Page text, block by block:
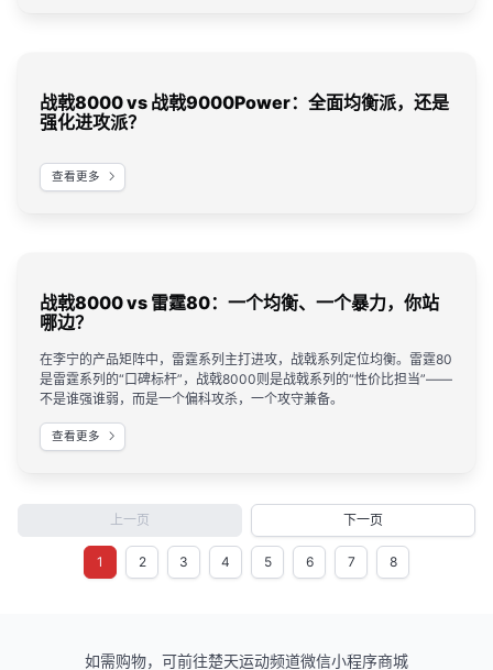
战戟8000 vs 战戟9000Power：全面均衡派，还是
强化进攻派？
查看更多
战戟8000 vs 雷霆80：一个均衡、一个暴力，你站
哪边？
在李宁的产品矩阵中，雷霆系列主打进攻，战戟系列定位均衡。雷霆80
是雷霆系列的“口碑标杆”，战戟8000则是战戟系列的“性价比担当”——
不是谁强谁弱，而是一个偏科攻杀，一个攻守兼备。
查看更多
上一页 下一页
1 2 3 4 5 6 7 8
如需购物，可前往楚天运动频道微信小程序商城